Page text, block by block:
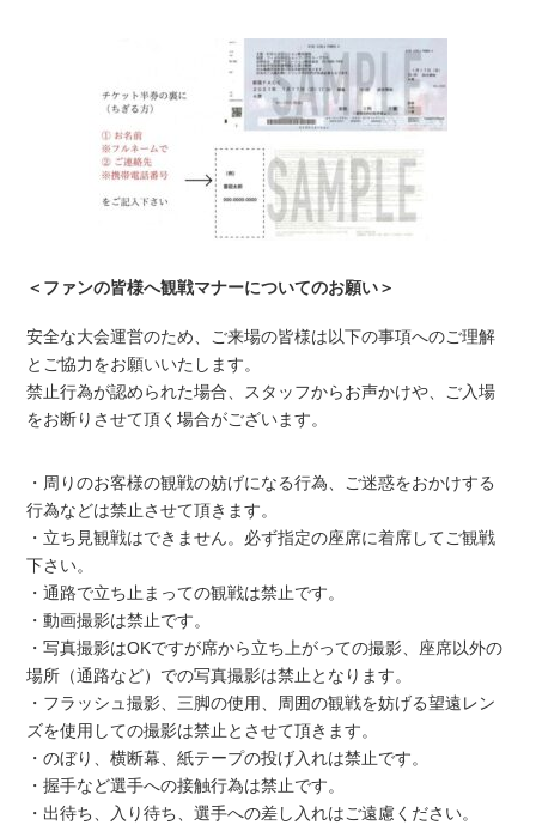
＜ファンの皆様へ観戦マナーについてのお願い＞
安全な大会運営のため、ご来場の皆様は以下の事項へのご理解
とご協力をお願いいたします。
禁止行為が認められた場合、スタッフからお声かけや、ご入場
をお断りさせて頂く場合がございます。
・周りのお客様の観戦の妨げになる行為、ご迷惑をおかけする
行為などは禁止させて頂きます。
・立ち見観戦はできません。必ず指定の座席に着席してご観戦
下さい。
・通路で立ち止まっての観戦は禁止です。
・動画撮影は禁止です。
・写真撮影はOKですが席から立ち上がっての撮影、座席以外の
場所（通路など）での写真撮影は禁止となります。
・フラッシュ撮影、三脚の使用、周囲の観戦を妨げる望遠レン
ズを使用しての撮影は禁止とさせて頂きます。
・のぼり、横断幕、紙テープの投げ入れは禁止です。
・握手など選手への接触行為は禁止です。
・出待ち、入り待ち、選手への差し入れはご遠慮ください。